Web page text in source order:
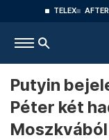
TELEX AFTER
Putyin
Péter két
Moszkvából